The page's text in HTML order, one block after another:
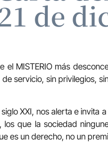
de
MISTERIO más
servicio, sin privilegios,
XXI, nos alerta e invita
que la sociedad
es un derecho, no un